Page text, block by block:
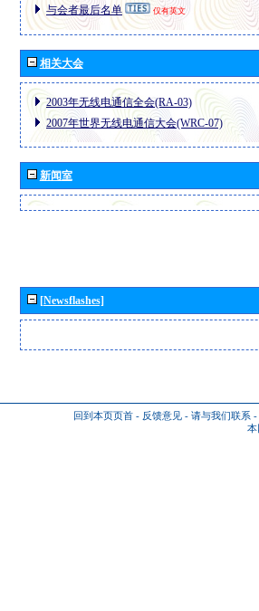
与会者最后名单 仅有英文
相关大会
2003年无线电通信全会(RA-03)
2007年世界无线电通信大会(WRC-07)
新闻室
[Newsflashes]
回到本页页首 - 反馈意见 - 请与我们联系 -
本